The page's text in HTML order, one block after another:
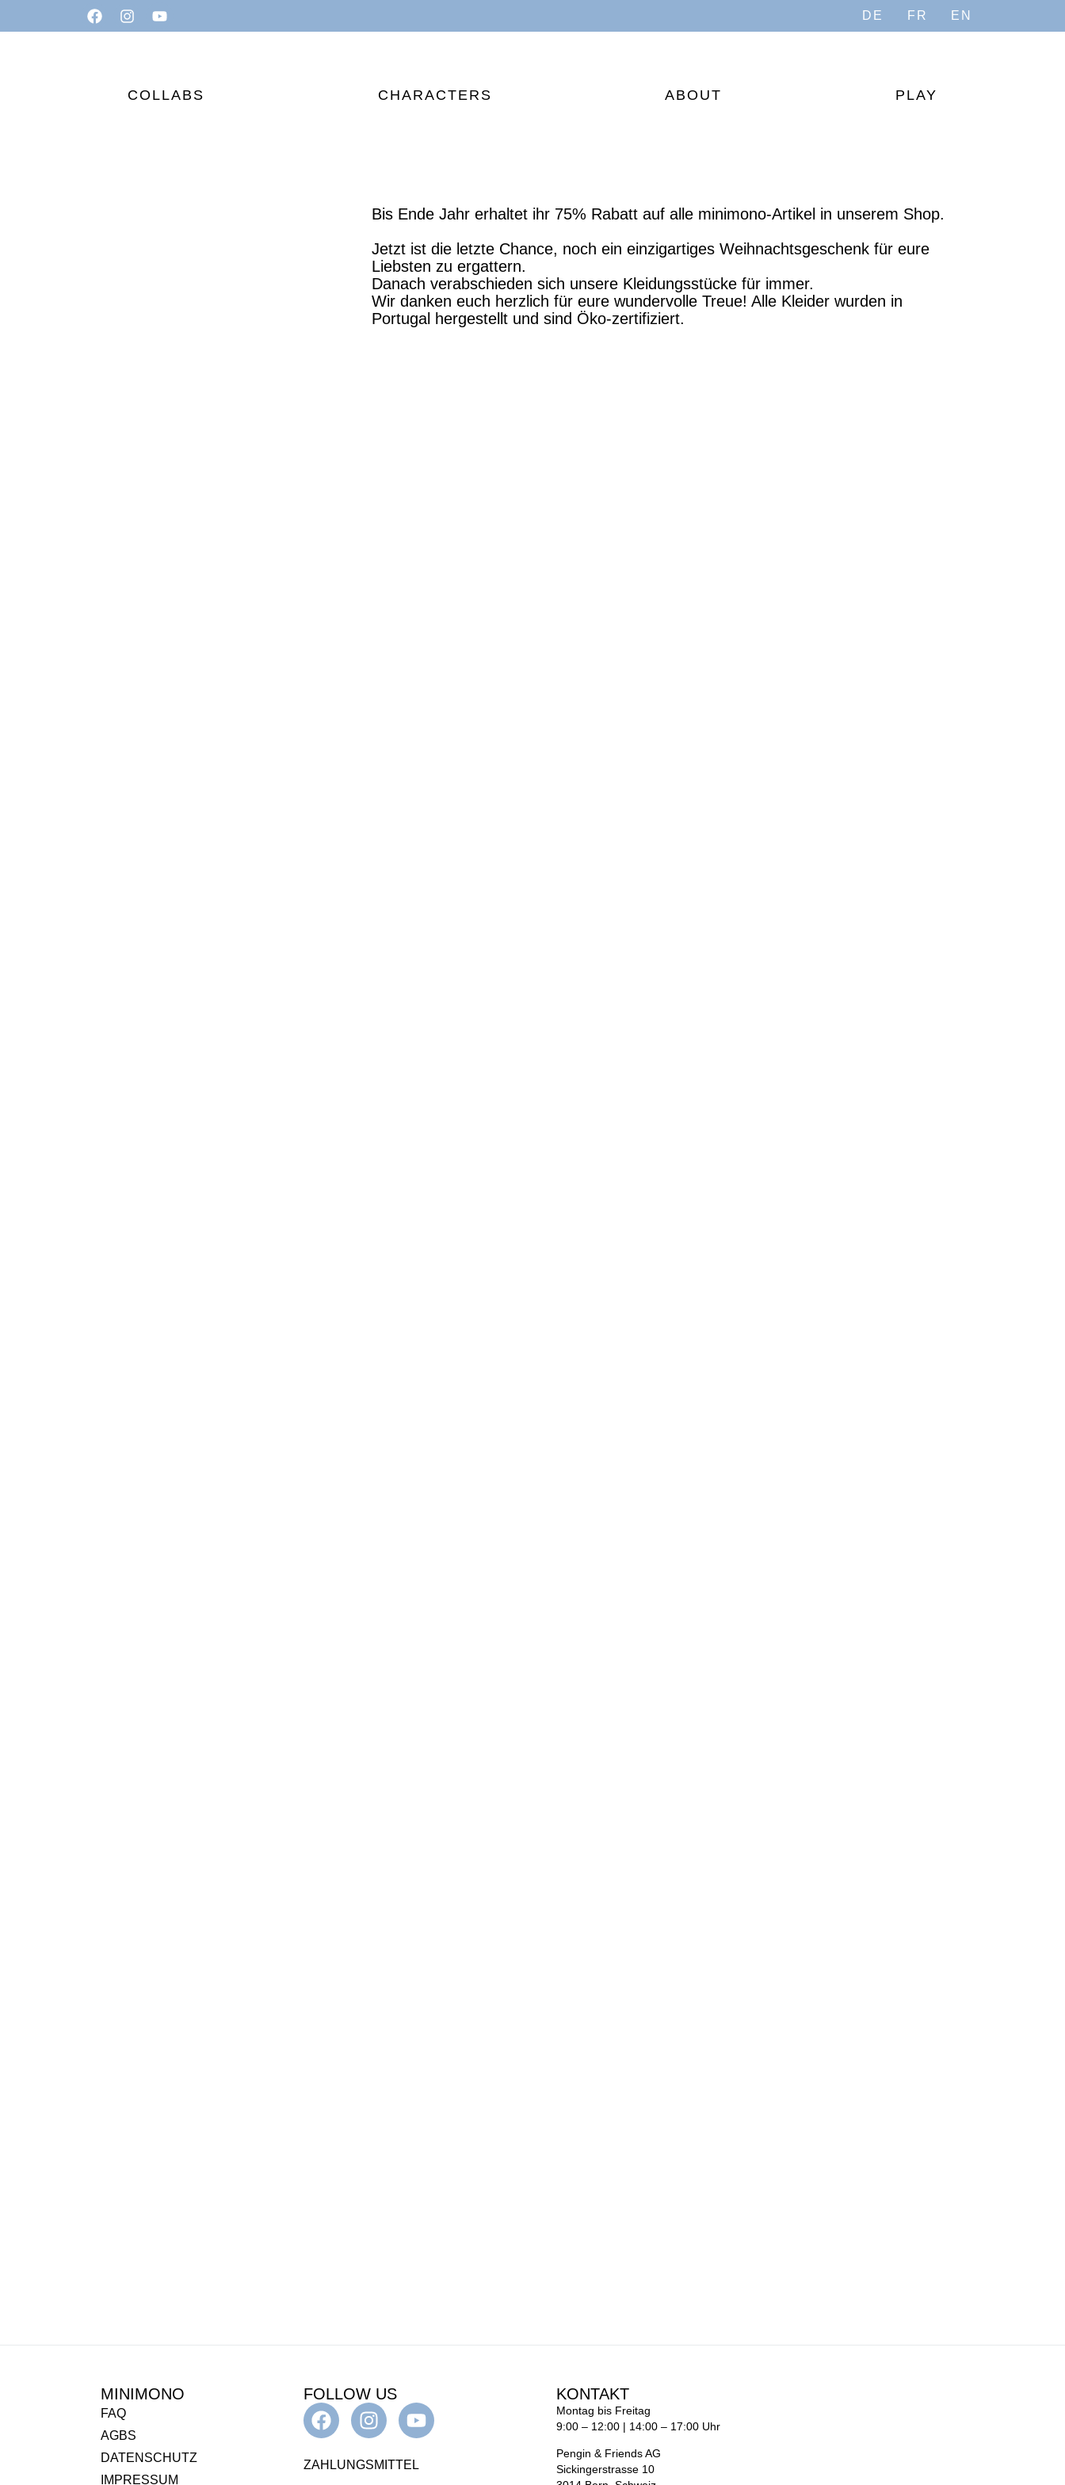
DE FR EN
COLLABS CHARACTERS ABOUT PLAY
Bis Ende Jahr erhaltet ihr 75% Rabatt auf alle minimono-Artikel in unserem Shop.
Jetzt ist die letzte Chance, noch ein einzigartiges Weihnachtsgeschenk für eure
Liebsten zu ergattern.
Danach verabschieden sich unsere Kleidungsstücke für immer.
Wir danken euch herzlich für eure wundervolle Treue! Alle Kleider wurden in
Portugal hergestellt und sind Öko-zertifiziert.
MINIMONO
FAQ
AGBS
DATENSCHUTZ
IMPRESSUM
FOLLOW US
ZAHLUNGSMITTEL
KONTAKT
Montag bis Freitag
9:00 – 12:00 | 14:00 – 17:00 Uhr
Pengin & Friends AG
Sickingerstrasse 10